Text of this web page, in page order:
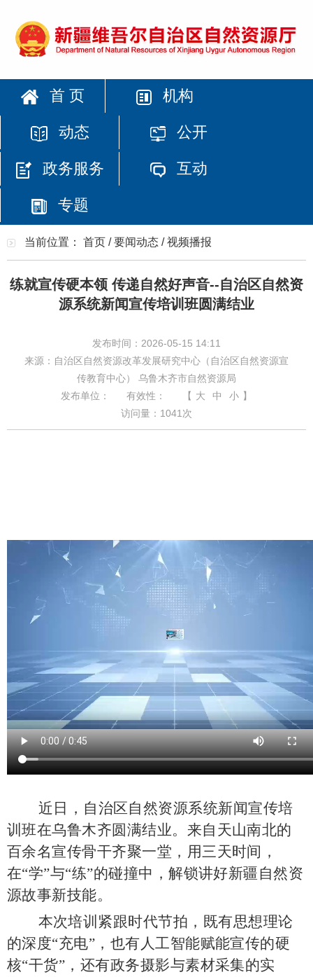
首 页 机构
动态 公开
政务服务 互动
专题
当前位置： 首页 /要闻动态 /视频播报
练就宣传硬本领 传递自然好声音--自治区自然资
源系统新闻宣传培训班圆满结业
发布时间：2026-05-15 14:11
来源：自治区自然资源改革发展研究中心（自治区自然资源宣
传教育中心） 乌鲁木齐市自然资源局
发布单位：
有效性： 【 大 中 小 】
访问量： 1041次
近日，自治区自然资源系统新闻宣传培
训班在乌鲁木齐圆满结业。来自天山南北的
百余名宣传骨干齐聚一堂，用三天时间，
在“学”与“练”的碰撞中，解锁讲好新疆自然资
源故事新技能。
本次培训紧跟时代节拍，既有思想理论
的深度“充电”，也有人工智能赋能宣传的硬
核“干货”，还有政务摄影与素材采集的实